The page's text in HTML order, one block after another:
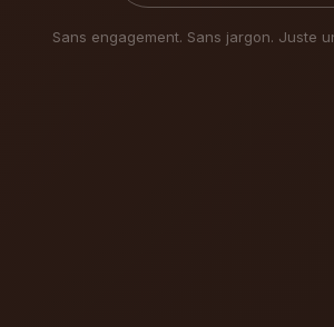
Sans engagement. Sans jargon. Juste